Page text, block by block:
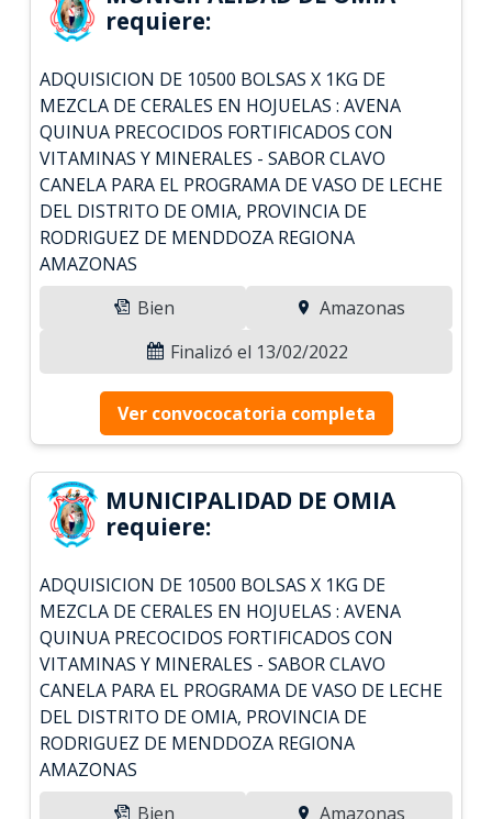
requiere:
ADQUISICION DE 10500 BOLSAS X 1KG DE
MEZCLA DE CERALES EN HOJUELAS : AVENA
QUINUA PRECOCIDOS FORTIFICADOS CON
VITAMINAS Y MINERALES - SABOR CLAVO
CANELA PARA EL PROGRAMA DE VASO DE LECHE
DEL DISTRITO DE OMIA, PROVINCIA DE
RODRIGUEZ DE MENDDOZA REGIONA
AMAZONAS
Bien
Amazonas
Finalizó el 13/02/2022
Ver convococatoria completa
MUNICIPALIDAD DE OMIA
requiere:
ADQUISICION DE 10500 BOLSAS X 1KG DE
MEZCLA DE CERALES EN HOJUELAS : AVENA
QUINUA PRECOCIDOS FORTIFICADOS CON
VITAMINAS Y MINERALES - SABOR CLAVO
CANELA PARA EL PROGRAMA DE VASO DE LECHE
DEL DISTRITO DE OMIA, PROVINCIA DE
RODRIGUEZ DE MENDDOZA REGIONA
AMAZONAS
Bien
Amazonas